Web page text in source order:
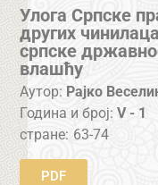
Улога Српске
других
српске
влашћу
Аутор: Рајко
Година и број:V - 1
стране: 63-74
PDF